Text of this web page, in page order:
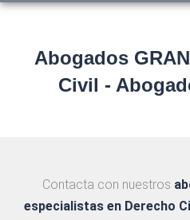
Abogados
Civil -
Contacta con nuestros
especialistas en Derecho